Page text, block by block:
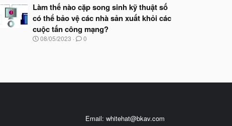
b
ắ
t
đ
ầ
Làm thế nào cặp song sinh kỹ thuật số
có thể bảo vệ các nhà sản xuất khỏi các
cuộc tấn công mạng?
N
08/05/2023 0
Email: whitehat@bkav.com